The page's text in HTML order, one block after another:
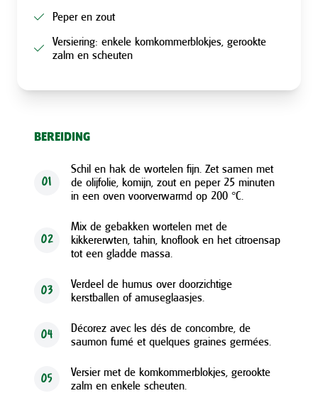
Peper en zout
Versiering: enkele komkommerblokjes, gerookte
zalm en scheuten
BEREIDING
01
Schil en hak de wortelen fijn. Zet samen met
de olijfolie, komijn, zout en peper 25 minuten
in een oven voorverwarmd op 200 °C.
02
Mix de gebakken wortelen met de
kikkererwten, tahin, knoflook en het citroensap
tot een gladde massa.
03
Verdeel de humus over doorzichtige
kerstballen of amuseglaasjes.
04
Décorez avec les dés de concombre, de
saumon fumé et quelques graines germées.
05
Versier met de komkommerblokjes, gerookte
zalm en enkele scheuten.